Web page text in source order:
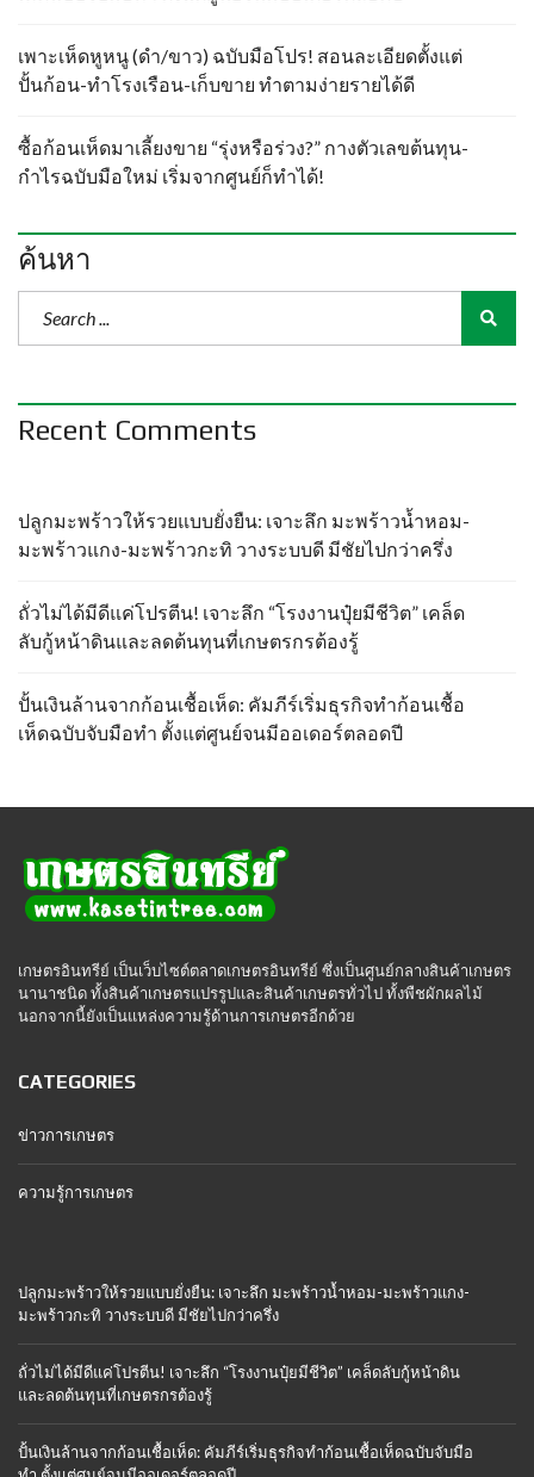
เพาะเห็ดหูหนู (ดำ/ขาว) ฉบับมือโปร! สอนละเอียดตั้งแต่
ปั้นก้อน-ทำโรงเรือน-เก็บขาย ทำตามง่ายรายได้ดี
ซื้อก้อนเห็ดมาเลี้ยงขาย “รุ่งหรือร่วง?” กางตัวเลขต้นทุน-
กำไรฉบับมือใหม่ เริ่มจากศูนย์ก็ทำได้!
ค้นหา
Recent Comments
ปลูกมะพร้าวให้รวยแบบยั่งยืน: เจาะลึก มะพร้าวน้ำหอม-
มะพร้าวแกง-มะพร้าวกะทิ วางระบบดี มีชัยไปกว่าครึ่ง
ถั่วไม่ได้มีดีแค่โปรตีน! เจาะลึก “โรงงานปุ๋ยมีชีวิต” เคล็ด
ลับกู้หน้าดินและลดต้นทุนที่เกษตรกรต้องรู้
ปั้นเงินล้านจากก้อนเชื้อเห็ด: คัมภีร์เริ่มธุรกิจทำก้อนเชื้อ
เห็ดฉบับจับมือทำ ตั้งแต่ศูนย์จนมีออเดอร์ตลอดปี
เกษตรอินทรีย์ เป็นเว็บไซต์ตลาดเกษตรอินทรีย์ ซึ่งเป็นศูนย์กลางสินค้าเกษตร
นานาชนิด ทั้งสินค้าเกษตรแปรรูปและสินค้าเกษตรทั่วไป ทั้งพืชผักผลไม้
นอกจากนี้ยังเป็นแหล่งความรู้ด้านการเกษตรอีกด้วย
CATEGORIES
ข่าวการเกษตร
ความรู้การเกษตร
ปลูกมะพร้าวให้รวยแบบยั่งยืน: เจาะลึก มะพร้าวน้ำหอม-มะพร้าวแกง-
มะพร้าวกะทิ วางระบบดี มีชัยไปกว่าครึ่ง
ถั่วไม่ได้มีดีแค่โปรตีน! เจาะลึก “โรงงานปุ๋ยมีชีวิต” เคล็ดลับกู้หน้าดิน
และลดต้นทุนที่เกษตรกรต้องรู้
ปั้นเงินล้านจากก้อนเชื้อเห็ด: คัมภีร์เริ่มธุรกิจทำก้อนเชื้อเห็ดฉบับจับมือ